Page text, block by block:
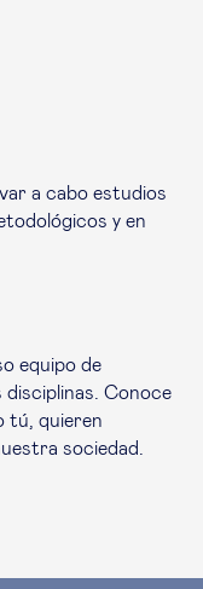
a cabo estudios
y en
equipo de
Conoce
tú, quieren
sociedad.